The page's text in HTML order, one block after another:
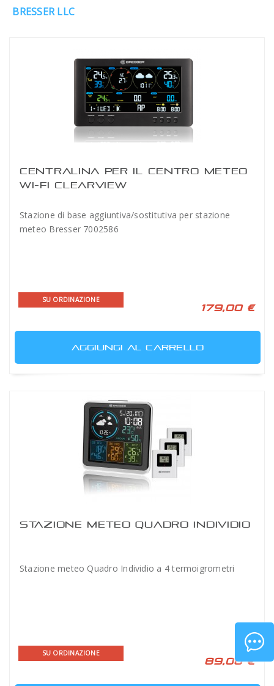
BRESSER LLC
CENTRALINA PER IL CENTRO METEO
WI-FI CLEARVIEW
Stazione di base aggiuntiva/sostitutiva per stazione
meteo Bresser 7002586
SU ORDINAZIONE
179,00 €
AGGIUNGI AL CARRELLO
STAZIONE METEO QUADRO INDIVIDIO
Stazione meteo Quadro Individio a 4 termoigrometri
SU ORDINAZIONE
89,00 €